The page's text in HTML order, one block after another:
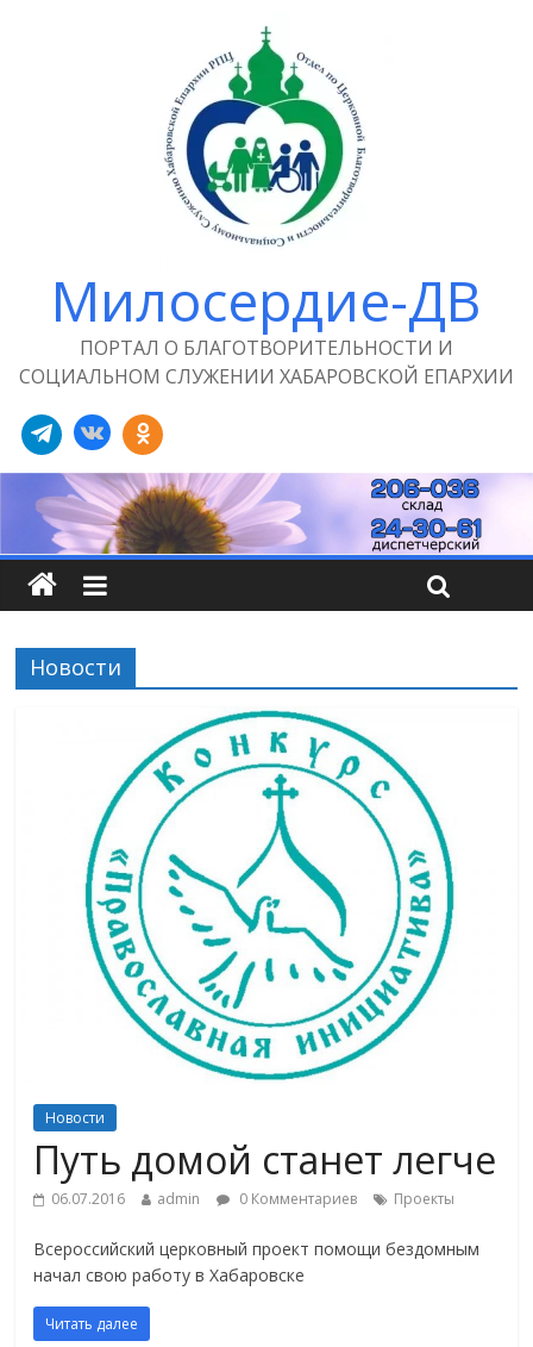
Милосердие-ДВ
ПОРТАЛ О БЛАГОТВОРИТЕЛЬНОСТИ И
СОЦИАЛЬНОМ СЛУЖЕНИИ ХАБАРОВСКОЙ ЕПАРХИИ
Новости
Новости
Путь домой станет легче
06.07.2016 admin 0 Комментариев Проекты
Всероссийский церковный проект помощи бездомным
начал свою работу в Хабаровске
Читать далее